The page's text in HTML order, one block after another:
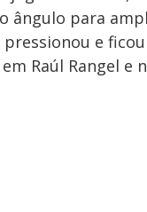
ângulo para
e
Raúl Rangel e